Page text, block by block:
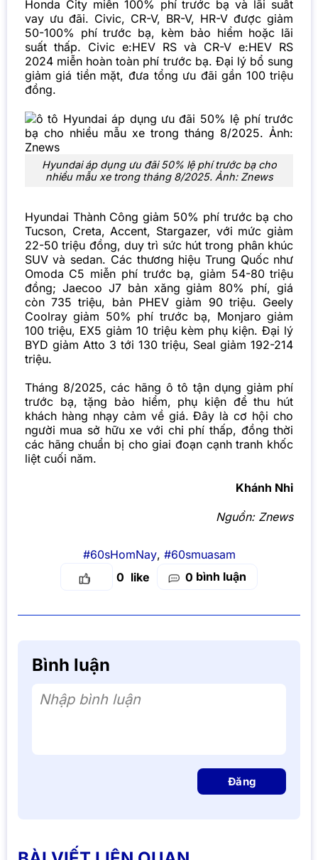
Honda City miễn 100% phí trước bạ và lãi suất
vay ưu đãi. Civic, CR-V, BR-V, HR-V được giảm
50-100% phí trước bạ, kèm bảo hiểm hoặc lãi
suất thấp. Civic e:HEV RS và CR-V e:HEV RS
2024 miễn hoàn toàn phí trước bạ. Đại lý bổ sung
giảm giá tiền mặt, đưa tổng ưu đãi gần 100 triệu
đồng.
Hyundai áp dụng ưu đãi 50% lệ phí trước bạ cho
nhiều mẫu xe trong tháng 8/2025. Ảnh: Znews
Hyundai Thành Công giảm 50% phí trước bạ cho
Tucson, Creta, Accent, Stargazer, với mức giảm
22-50 triệu đồng, duy trì sức hút trong phân khúc
SUV và sedan. Các thương hiệu Trung Quốc như
Omoda C5 miễn phí trước bạ, giảm 54-80 triệu
đồng; Jaecoo J7 bản xăng giảm 80% phí, giá
còn 735 triệu, bản PHEV giảm 90 triệu. Geely
Coolray giảm 50% phí trước bạ, Monjaro giảm
100 triệu, EX5 giảm 10 triệu kèm phụ kiện. Đại lý
BYD giảm Atto 3 tới 130 triệu, Seal giảm 192-214
triệu.
Tháng 8/2025, các hãng ô tô tận dụng giảm phí
trước bạ, tặng bảo hiểm, phụ kiện để thu hút
khách hàng nhạy cảm về giá. Đây là cơ hội cho
người mua sở hữu xe với chi phí thấp, đồng thời
các hãng chuẩn bị cho giai đoạn cạnh tranh khốc
liệt cuối năm.
Khánh Nhi
Nguồn: Znews
#60sHomNay, #60smuasam
0
0 bình luận
Bình luận
Nhập bình luận
Đăng